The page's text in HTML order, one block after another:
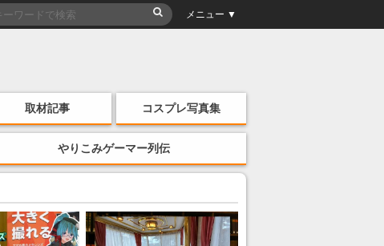
メニュー ▼
取材記事 コスプレ写真集
やりこみゲーマー列伝